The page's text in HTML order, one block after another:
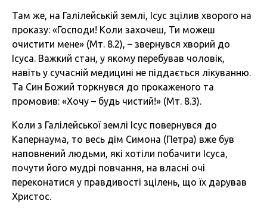
Там же, на Галілейській землі, Ісус зцілив хворого на
проказу: «Господи! Коли захочеш, Ти можеш
очистити мене» (Мт. 8.2), – звернувся хворий до
Ісуса. Важкий стан, у якому перебував чоловік,
навіть у сучасній медицині не піддається лікуванню.
Та Син Божий торкнувся до прокаженого та
промовив: «Хочу – будь чистий!» (Мт. 8.3).
Коли з Галілейської землі Ісус повернувся до
Капернаума, то весь дім Симона (Петра) вже був
наповнений людьми, які хотіли побачити Ісуса,
почути його мудрі повчання, на власні очі
переконатися у правдивості зцілень, що їх дарував
Христос.